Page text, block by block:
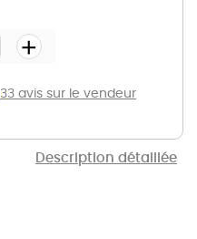
Description détaillée
33 avis sur le vendeur
+